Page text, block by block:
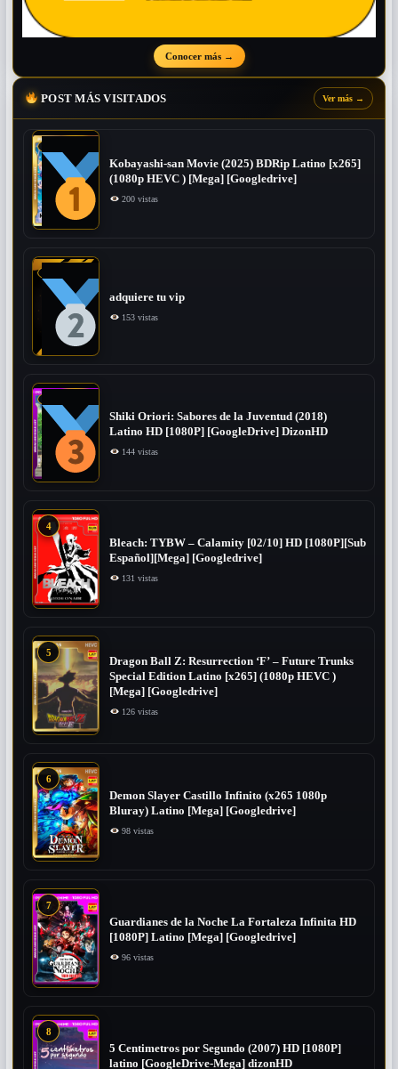
Conocer más →
POST MÁS VISITADOS Ver más →
Kobayashi-san Movie (2025) BDRip Latino [x265]
(1080p HEVC ) [Mega] [Googledrive]
200 vistas
adquiere tu vip
153 vistas
Shiki Oriori: Sabores de la Juventud (2018)
Latino HD [1080P] [GoogleDrive] DizonHD
144 vistas
4
Bleach: TYBW – Calamity [02/10] HD [1080P][Sub
Español][Mega] [Googledrive]
131 vistas
5
Dragon Ball Z: Resurrection ‘F’ – Future Trunks
Special Edition Latino [x265] (1080p HEVC )
[Mega] [Googledrive]
126 vistas
6
Demon Slayer Castillo Infinito (x265 1080p
Bluray) Latino [Mega] [Googledrive]
98 vistas
7
Guardianes de la Noche La Fortaleza Infinita HD
[1080P] Latino [Mega] [Googledrive]
96 vistas
8
5 Centimetros por Segundo (2007) ​HD [1080P]
latino [GoogleDrive-Mega] dizonHD